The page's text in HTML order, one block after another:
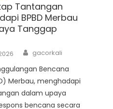
Tantangan
BPBD Merbau
Tanggap
Author
gacorkali
Bencana
Merbau, menghadapi
dalam upaya
bencana secara